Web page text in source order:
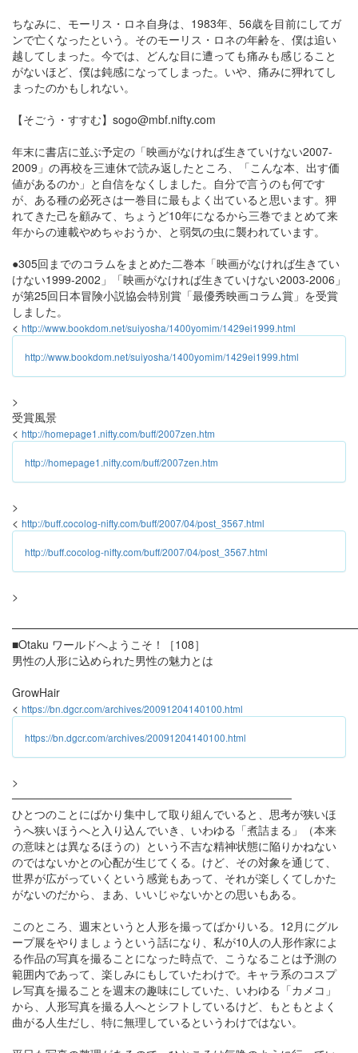
ちなみに、モーリス・ロネ自身は、1983年、56歳を目前にしてガ
ンで亡くなったという。そのモーリス・ロネの年齢を、僕は追い
越してしまった。今では、どんな目に遭っても痛みも感じること
がないほど、僕は鈍感になってしまった。いや、痛みに狎れてし
まったのかもしれない。
【そごう・すすむ】sogo@mbf.nifty.com
年末に書店に並ぶ予定の「映画がなければ生きていけない2007-
2009」の再校を三連休で読み返したところ、「こんな本、出す価
値があるのか」と自信をなくしました。自分で言うのも何です
が、ある種の必死さは一巻目に最もよく出ていると思います。狎
れてきた己を顧みて、ちょうど10年になるから三巻でまとめて来
年からの連載やめちゃおうか、と弱気の虫に襲われています。
●305回までのコラムをまとめた二巻本「映画がなければ生きてい
けない1999-2002」「映画がなければ生きていけない2003-2006」
が第25回日本冒険小説協会特別賞「最優秀映画コラム賞」を受賞
しました。
< http://www.bookdom.net/suiyosha/1400yomim/1429ei1999.html
http://www.bookdom.net/suiyosha/1400yomim/1429ei1999.html
>
受賞風景
< http://homepage1.nifty.com/buff/2007zen.htm
http://homepage1.nifty.com/buff/2007zen.htm
>
< http://buff.cocolog-nifty.com/buff/2007/04/post_3567.html
http://buff.cocolog-nifty.com/buff/2007/04/post_3567.html
>
■Otaku ワールドへようこそ！［108］
男性の人形に込められた男性の魅力とは
GrowHair
< https://bn.dgcr.com/archives/20091204140100.html
https://bn.dgcr.com/archives/20091204140100.html
>
───────────────────────────────────
ひとつのことにばかり集中して取り組んでいると、思考が狭いほ
うへ狭いほうへと入り込んでいき、いわゆる「煮詰まる」（本来
の意味とは異なるほうの）という不吉な精神状態に陥りかねない
のではないかとの心配が生じてくる。けど、その対象を通じて、
世界が広がっていくという感覚もあって、それが楽しくてしかた
がないのだから、まあ、いいじゃないかとの思いもある。
このところ、週末というと人形を撮ってばかりいる。12月にグル
ープ展をやりましょうという話になり、私が10人の人形作家によ
る作品の写真を撮ることになった時点で、こうなることは予測の
範囲内であって、楽しみにもしていたわけで。キャラ系のコスプ
レ写真を撮ることを週末の趣味にしていた、いわゆる「カメコ」
から、人形写真を撮る人へとシフトしているけど、もともとよく
曲がる人生だし、特に無理しているというわけではない。